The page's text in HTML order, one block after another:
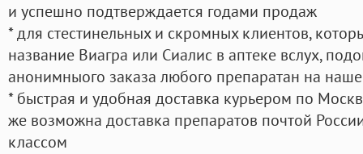
и успешно подтверждается годами продаж
* для стестинельных и скромных клиентов,
название Виагра или Сиалис в аптеке вслух,
анонимныого заказа любого препаратан на
* быстрая и удобная доставка курьером по
же возможна доставка препаратов почтой
классом